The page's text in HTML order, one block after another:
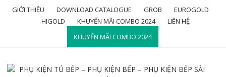
GIỚI THIỆU DOWNLOAD CATALOGUE GROB
EUROGOLD
HIGOLD
KHUYẾN MÃI COMBO 2024
LIÊN HỆ
KHUYẾN MÃI COMBO 2024